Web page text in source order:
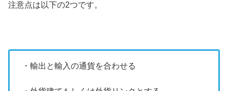
注意点は以下の2つです。
・輸出と輸入の通貨を合わせる